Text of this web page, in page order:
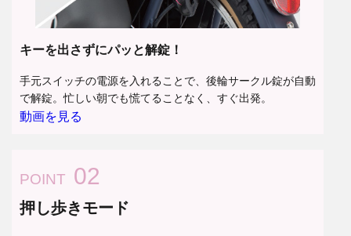
キーを出さずにパッと解錠！
手元スイッチの電源を入れることで、後輪サークル錠が自動
で解錠。忙しい朝でも慌てることなく、すぐ出発。
動画を見る
POINT 02
押し歩きモード